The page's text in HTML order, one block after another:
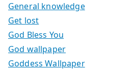
General knowledge
Get lost
God Bless You
God wallpaper
Goddess Wallpaper